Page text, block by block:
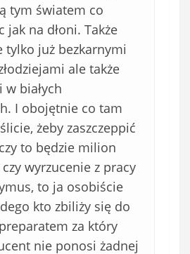
tym światem co
jak na dłoni. Także
tylko już bezkarnymi
ale także
białych
I obojętnie co tam
żeby zaszczeppić
to będzie milion
czy wyrzucenie z pracy
to ja osobiście
kto zbiliży się do
za który
nie ponosi żadnej